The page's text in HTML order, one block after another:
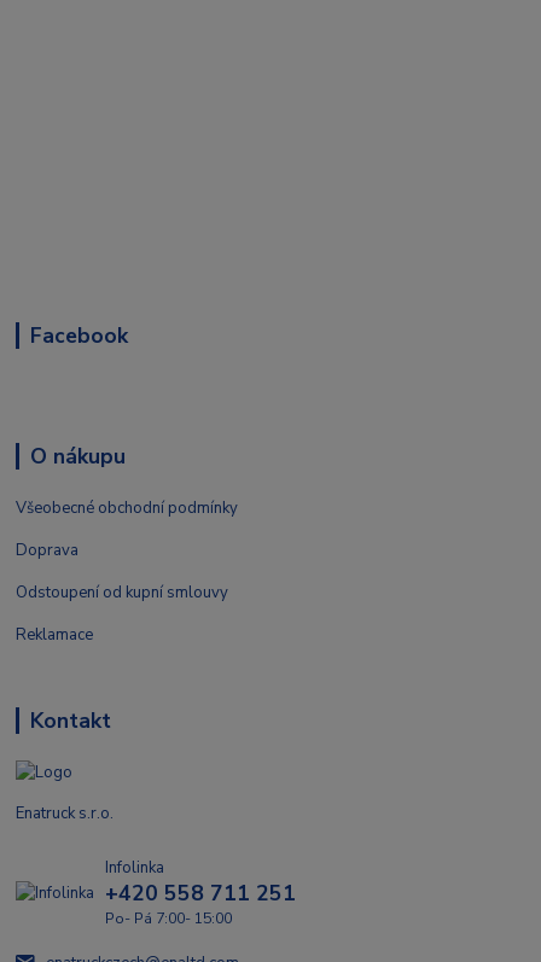
Facebook
O nákupu
Všeobecné obchodní podmínky
Doprava
Odstoupení od kupní smlouvy
Reklamace
Kontakt
Enatruck s.r.o.
Infolinka
+420 558 711 251
Po- Pá 7:00- 15:00